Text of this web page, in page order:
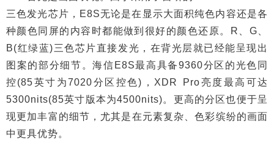
三色发光芯片，E8S无论是在显示大面积纯色内容还是各
种颜色同屏的内容时都能做到很好的颜色还原。R、G、
B(红绿蓝)三色芯片直接发光，在背光层就已经能呈现出
图案的部分细节。海信E8S最高具备9360分区的光色同
控(85英寸为7020分区控色)，XDR Pro亮度最高可达
5300nits(85英寸版本为4500nits)。更高的分区也便于呈
现更加丰富的细节，尤其是在元素复杂、色彩缤纷的画面
中更具优势。